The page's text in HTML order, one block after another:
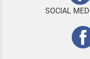
SOCIAL